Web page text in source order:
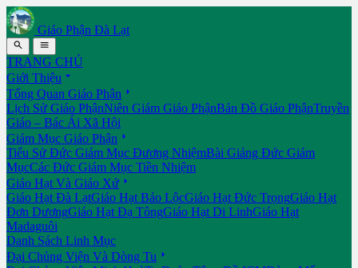
Giáo Phận Đà Lạt
 
TRANG CHỦ
Giới Thiệu 
Tổng Quan Giáo Phận 
Lịch Sử Giáo PhậnNiên Giám Giáo PhậnBản Đồ Giáo PhậnTruyền
Giáo – Bác Ái Xã Hội
Giám Mục Giáo Phận 
Tiểu Sử Đức Giám Mục Đương NhiệmBài Giảng Đức Giám
MụcCác Đức Giám Mục Tiền Nhiệm
Giáo Hạt Và Giáo Xứ 
Giáo Hạt Đà LạtGiáo Hạt Bảo LộcGiáo Hạt Đức TrọngGiáo Hạt
Đơn DươngGiáo Hạt Đạ TôngGiáo Hạt Di LinhGiáo Hạt
Madaguôi
Danh Sách Linh Mục
Đại Chủng Viện Và Dòng Tu 